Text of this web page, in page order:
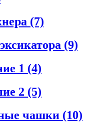
(7)
(9)
1 (4)
2 (5)
чашки (10)